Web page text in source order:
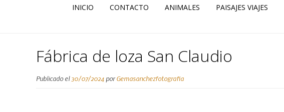
INICIO CONTACTO ANIMALES PAISAJES VIAJES
Fábrica de loza San Claudio
Publicado el30/07/2024 porGemasanchezfotografia